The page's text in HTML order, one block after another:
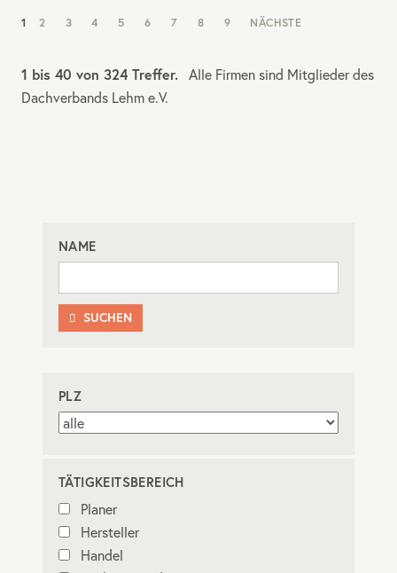
NAV:
1 2 3 4 5 6 7 8 9 NÄCHSTE
1 bis 40 von 324 Treffer. Alle Firmen sind Mitglieder des
Dachverbands Lehm e.V.
NAME
 SUCHEN
PLZ
TÄTIGKEITSBEREICH
Planer
Hersteller
Handel